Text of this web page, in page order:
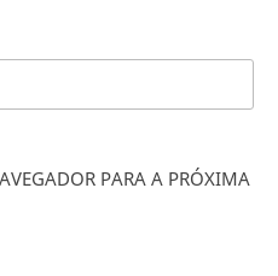
PARA A PRÓXIMA